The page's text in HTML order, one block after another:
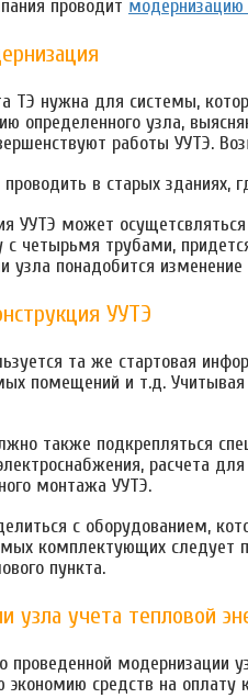
проводит модернизацию
ТЭ нужна для системы,
определенного узла,
работы УУТЭ.
в старых зданиях,
УУТЭ может
четырьмя трубами,
узла понадобится
УУТЭ
та же стартовая
помещений и т.д. Учитывая
также подкрепляться
расчета
монтажа УУТЭ.
с оборудованием,
комплектующих
пункта.
узла учета тепловой
проведенной модернизации
экономию средств на оплату